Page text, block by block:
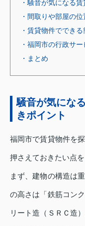
・騒音が気になる
・間取りや部屋の
・賃貸物件ででき
・福岡市の行政サ
・まとめ
騒音が気にな
きポイント
福岡市で賃貸物件を
押さえておきたい点を
まず、建物の構造は
の高さは「鉄筋コン
リート造（ＳＲＣ造